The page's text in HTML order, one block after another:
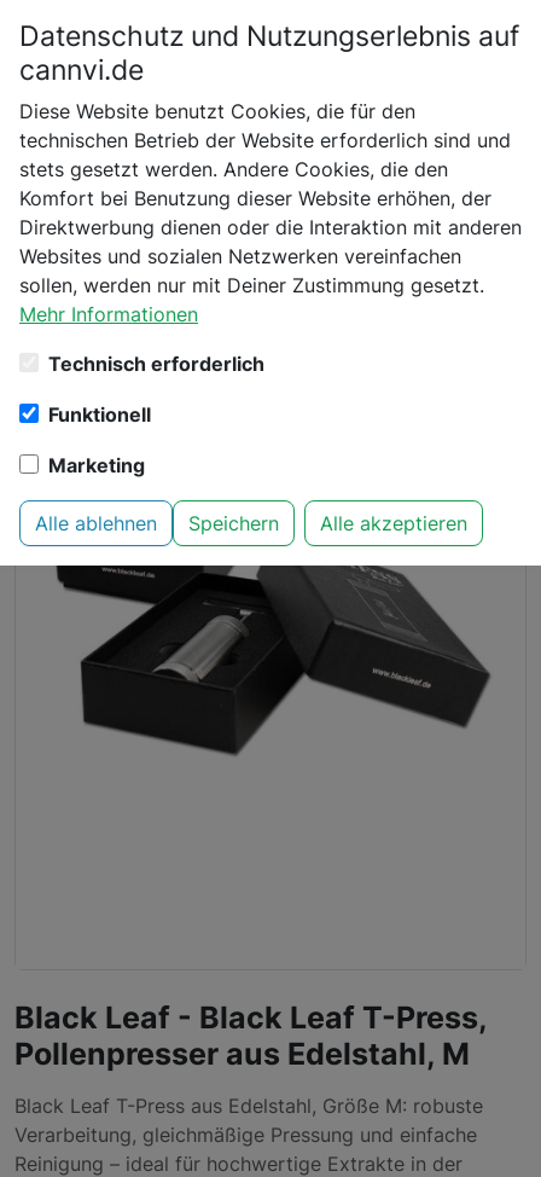
Startseite Black Leaf
Verarbeitung und Extraktion
Black Leaf T-Press, Pollenpresser aus Edelstahl, M
Black Leaf - Black Leaf T-Press,
Pollenpresser aus Edelstahl, M
Black Leaf T-Press aus Edelstahl, Größe M: robuste
Verarbeitung, gleichmäßige Pressung und einfache
Reinigung – ideal für hochwertige Extrakte in der
Bitte bestätige dein Alter
Bist du schon 18 Jahre alt?
Nein Ja
Datenschutz und Nutzungserlebnis auf
cannvi.de
Diese Website benutzt Cookies, die für den
technischen Betrieb der Website erforderlich sind und
stets gesetzt werden. Andere Cookies, die den
Komfort bei Benutzung dieser Website erhöhen, der
Direktwerbung dienen oder die Interaktion mit anderen
Websites und sozialen Netzwerken vereinfachen
sollen, werden nur mit Deiner Zustimmung gesetzt.
Mehr Informationen
Technisch erforderlich
Funktionell
Marketing
Alle ablehnen Speichern Alle akzeptieren